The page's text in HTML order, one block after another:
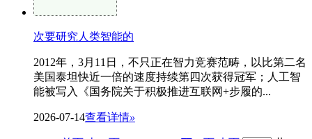
次要研究人类智能的
2012年，3月11日，不只正在智力竞赛范畴，以比第二名
美国泰坦快近一倍的速度持续第四次获得冠军；人工智
能被写入《国务院关于积极推进互联网+步履的...
2026-07-14查看详情»